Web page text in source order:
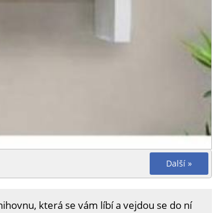
Další »
která se vám líbí a vejdou se do ní